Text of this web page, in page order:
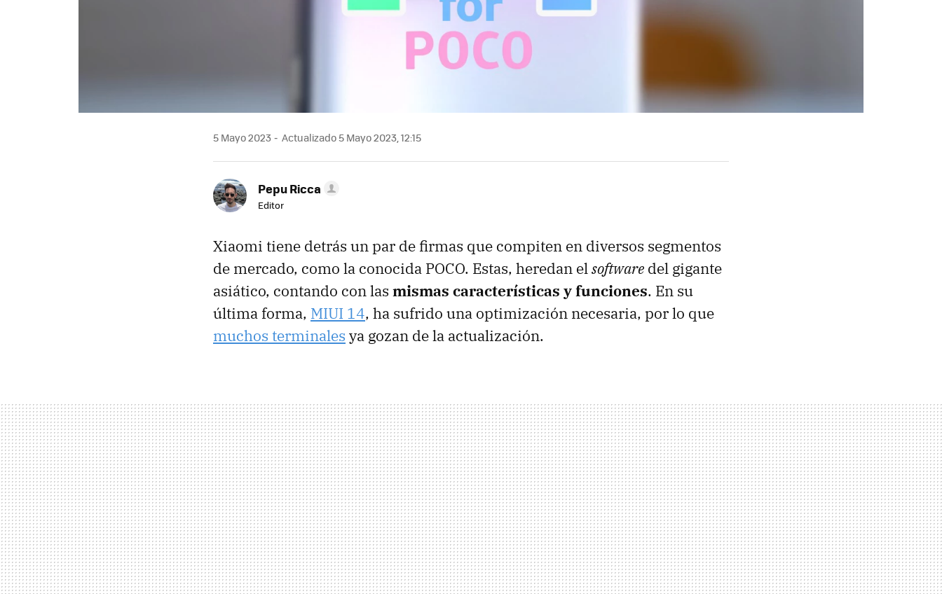
5 Mayo 2023 Actualizado 5 Mayo 2023, 12:15
Pepu Ricca
Editor
Xiaomi tiene detrás un par de firmas que compiten en diversos segmentos
de mercado, como la conocida POCO. Estas, heredan elsoftware del gigante
asiático, contando con las mismas características y funciones. En su
última forma, MIUI 14, ha sufrido una optimización necesaria, por lo que
muchos terminales ya gozan de la actualización.